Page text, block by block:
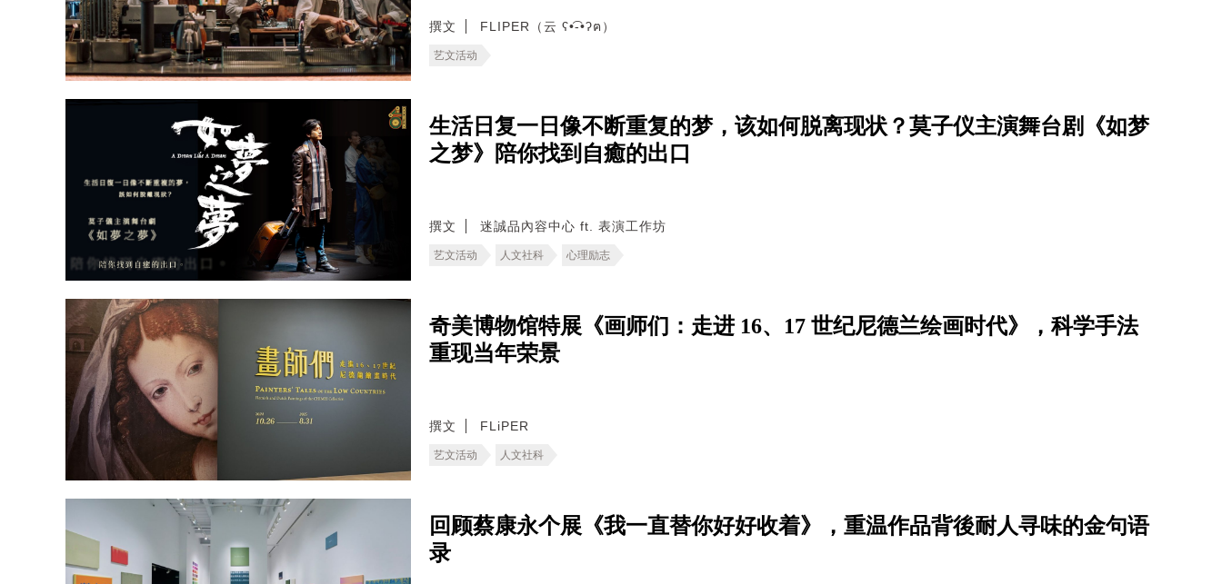
撰文 FLIPER（云 ʕ•͡-•ʔฅ）
艺文活动
生活日复一日像不断重复的梦，该如何脱离现状？莫子仪主演舞台剧《如梦
之梦》陪你找到自癒的出口
撰文 迷誠品內容中心 ft. 表演工作坊
艺文活动 人文社科 心理励志
奇美博物馆特展《画师们：走进 16、17 世纪尼德兰绘画时代》，科学手法
重现当年荣景
撰文 FLiPER
艺文活动 人文社科
回顾蔡康永个展《我一直替你好好收着》，重温作品背後耐人寻味的金句语
录